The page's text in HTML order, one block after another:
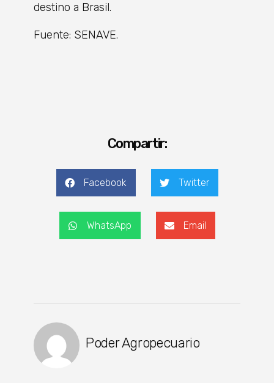
destino a Brasil.
Fuente: SENAVE.
Compartir:
Facebook Twitter
WhatsApp Email
Poder Agropecuario